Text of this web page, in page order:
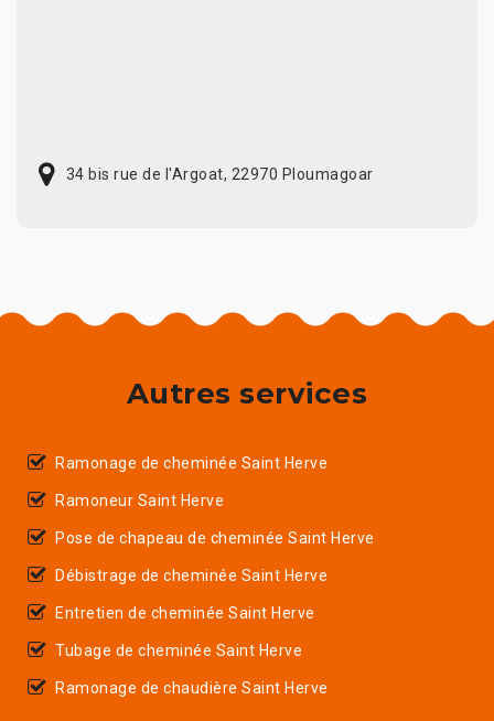
34 bis rue de l'Argoat, 22970 Ploumagoar
Autres services
Ramonage de cheminée Saint Herve
Ramoneur Saint Herve
Pose de chapeau de cheminée Saint Herve
Débistrage de cheminée Saint Herve
Entretien de cheminée Saint Herve
Tubage de cheminée Saint Herve
Ramonage de chaudière Saint Herve